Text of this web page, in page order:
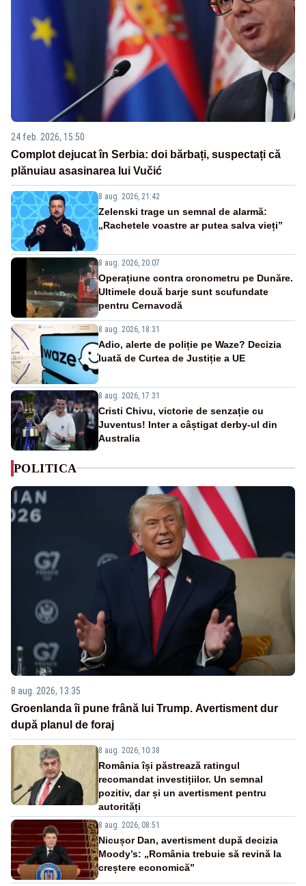
24 feb. 2026, 15:50
Complot dejucat în Serbia: doi bărbați, suspectați că
plănuiau asasinarea lui Vučić
8 aug. 2026, 21:42
Zelenski trage un semnal de alarmă:
„Rachetele voastre ar putea salva vieți”
8 aug. 2026, 20:07
Operațiune contra cronometru pe Dunăre.
Ultimele două barje sunt scufundate
pentru Cernavodă
8 aug. 2026, 18:31
Adio, alerte de poliție pe Waze? Decizia
luată de Curtea de Justiție a UE
8 aug. 2026, 17:31
Cristi Chivu, victorie de senzație cu
Juventus! Inter a câștigat derby-ul din
Australia
POLITICA
8 aug. 2026, 13:35
Groenlanda îi pune frână lui Trump. Avertisment dur
după planul de foraj
8 aug. 2026, 10:38
România își păstrează ratingul
recomandat investițiilor. Un semnal
pozitiv, dar și un avertisment pentru
autorități
8 aug. 2026, 08:51
Nicușor Dan, avertisment după decizia
Moody’s: „România trebuie să revină la
creștere economică”